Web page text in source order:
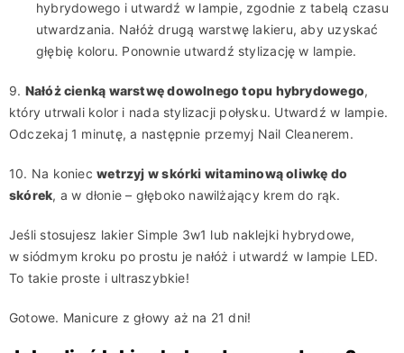
hybrydowego i utwardź w lampie, zgodnie z tabelą czasu
utwardzania. Nałóż drugą warstwę lakieru, aby uzyskać
głębię koloru. Ponownie utwardź stylizację w lampie.
9. Nałóż cienką warstwę dowolnego topu hybrydowego,
który utrwali kolor i nada stylizacji połysku. Utwardź w lampie.
Odczekaj 1 minutę, a następnie przemyj Nail Cleanerem.
10. Na koniecwetrzyj w skórki witaminową oliwkę do
skórek, a w dłonie – głęboko nawilżający krem do rąk.
Jeśli stosujesz lakier Simple 3w1 lub naklejki hybrydowe,
w siódmym kroku po prostu je nałóż i utwardź w lampie LED.
To takie proste i ultraszybkie!
Gotowe. Manicure z głowy aż na 21 dni!